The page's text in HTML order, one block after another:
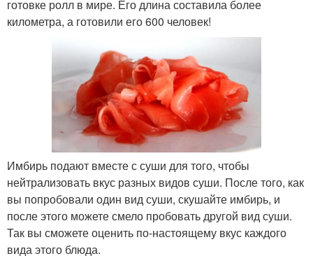
готовке ролл в мире. Его длина составила более
километра, а готовили его 600 человек!
Имбирь подают вместе с суши для того, чтобы
нейтрализовать вкус разных видов суши. После того, как
вы попробовали один вид суши, скушайте имбирь, и
после этого можете смело пробовать другой вид суши.
Так вы сможете оценить по-настоящему вкус каждого
вида этого блюда.